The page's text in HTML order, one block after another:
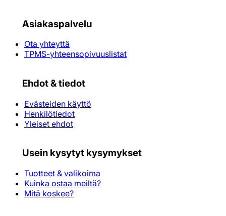
Asiakaspalvelu
Ota yhteyttä
TPMS-yhteensopivuuslistat
Ehdot & tiedot
Evästeiden käyttö
Henkilötiedot
Yleiset ehdot
Usein kysytyt kysymykset
Tuotteet & valikoima
Kuinka ostaa meiltä?
Mitä koskee?